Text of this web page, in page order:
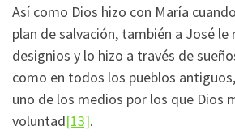
Así como Dios hizo con María
plan de salvación, también a José le
designios y lo hizo a través de
como en todos los pueblos
uno de los medios por los que Dios
voluntad[13].